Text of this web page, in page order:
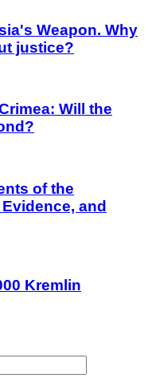
Weapon. Why
justice?
Will the
of the
and
Kremlin